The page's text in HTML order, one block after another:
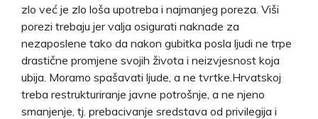
zlo već je zlo loša upotreba i najmanjeg poreza. Viši
porezi trebaju jer valja osigurati naknade za
nezaposlene tako da nakon gubitka posla ljudi ne trpe
drastične promjene svojih života i neizvjesnost koja
ubija. Moramo spašavati ljude, a ne tvrtke.Hrvatskoj
treba restrukturiranje javne potrošnje, a ne njeno
smanjenje, tj. prebacivanje sredstava od privilegija i